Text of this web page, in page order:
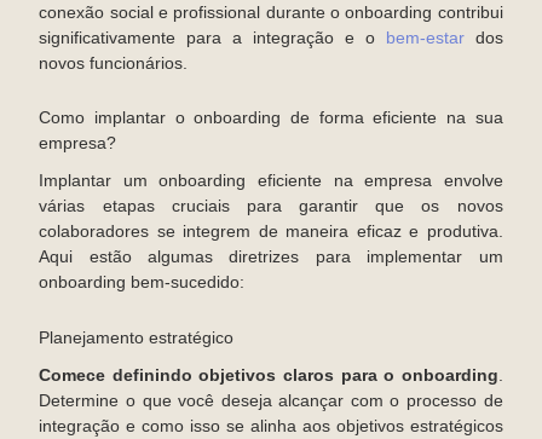
conexão social e profissional durante o onboarding contribui
significativamente para a integração e o bem-estardos
novos funcionários.
Como implantar o onboarding de forma eficiente na sua
empresa?
Implantar um onboarding eficiente na empresa envolve
várias etapas cruciais para garantir que os novos
colaboradores se integrem de maneira eficaz e produtiva.
Aqui estão algumas diretrizes para implementar um
onboarding bem-sucedido:
Planejamento estratégico
Comece definindo objetivos claros para o onboarding
Determine o que você deseja alcançar com o processo de
integração e como isso se alinha aos objetivos estratégicos